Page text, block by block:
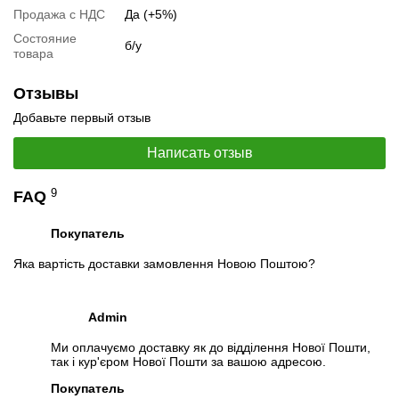
Отслеживать в Instagram
Продажа с НДС
Да (+5%)
Состояние
товара
б/у
Отзывы
Добавьте первый отзыв
Написать отзыв
FAQ 9
Покупатель
Яка вартість доставки замовлення Новою Поштою?
Admin
Ми оплачуємо доставку як до відділення Нової Пошти,
так і кур'єром Нової Пошти за вашою адресою.
Покупатель